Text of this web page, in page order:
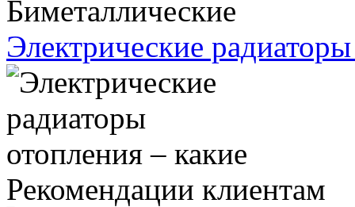
Электрические
Рекомендации клиентам